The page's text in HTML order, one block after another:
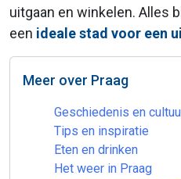
uitgaan en winkelen. Alles
een ideale stad voor een
Meer over Praag
Geschiedenis en
Tips en inspiratie
Eten en drinken
Het weer in Praag